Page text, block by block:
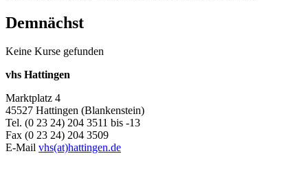
Demnächst
Keine Kurse gefunden
vhs Hattingen
Marktplatz 4
45527 Hattingen (Blankenstein)
Tel. (0 23 24) 204 3511 bis -13
Fax (0 23 24) 204 3509
E-Mail vhs(at)hattingen.de